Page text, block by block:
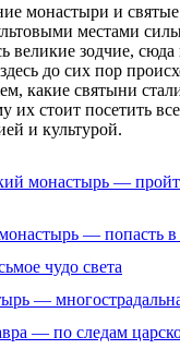
монастыри и
местами
великие зодчие,
до сих пор
какие святыни
их стоит посетить
и культурой.
монастырь —
— попасть
чудо света
—
— по следам